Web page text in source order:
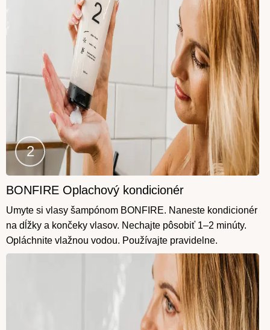
Krok
2
BONFIRE Oplachový kondicionér
Umyte si vlasy šampónom BONFIRE. Naneste kondicionér
na dĺžky a končeky vlasov. Nechajte pôsobiť 1–2 minúty.
Opláchnite vlažnou vodou. Používajte pravidelne.